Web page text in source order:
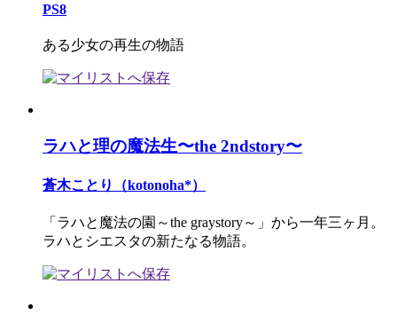
PS8
ある少女の再生の物語
ラハと理の魔法生〜the 2ndstory〜
蒼木ことり（kotonoha*）
「ラハと魔法の園～the graystory～」から一年三ヶ月。
ラハとシエスタの新たなる物語。